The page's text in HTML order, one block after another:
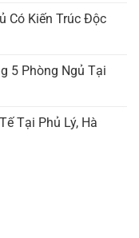
Có Kiến Trúc Độc
5 Phòng Ngủ Tại
Tại Phủ Lý, Hà